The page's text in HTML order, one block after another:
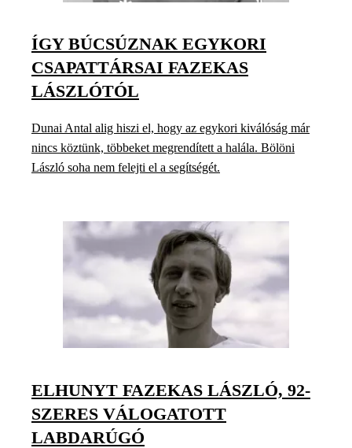
ÍGY BÚCSÚZNAK EGYKORI
CSAPATTÁRSAI FAZEKAS
LÁSZLÓTÓL
Dunai Antal alig hiszi el, hogy az egykori kiválóság már
nincs köztünk, többeket megrendített a halála. Bölöni
László soha nem felejti el a segítségét.
ELHUNYT FAZEKAS LÁSZLÓ, 92-
SZERES VÁLOGATOTT
LABDARÚGÓ